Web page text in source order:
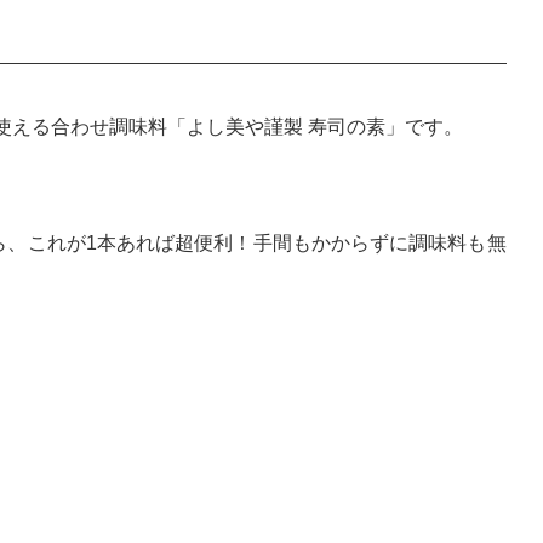
る合わせ調味料「よし美や謹製 寿司の素」です。
これが1本あれば超便利！手間もかからずに調味料も無